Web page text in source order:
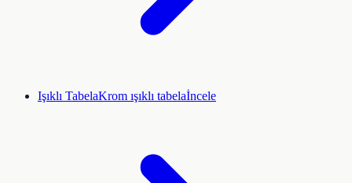
Işıklı TabelaKrom ışıklı tabelaİncele